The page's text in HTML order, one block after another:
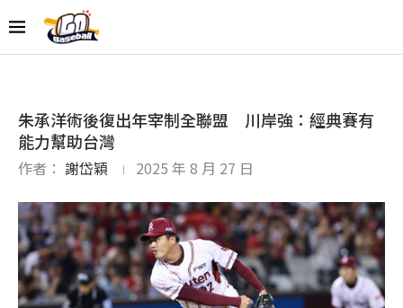
朱承洋術後復出年宰制全聯盟 川岸強：經典賽有
能力幫助台灣
作者： 謝岱穎 2025 年 8 月 27 日